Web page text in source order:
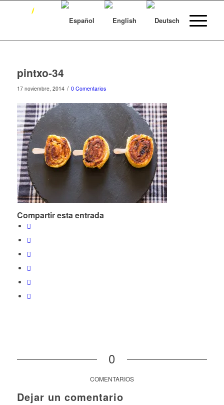
pintxo-34
17 noviembre, 2014 / 0 Comentarios
Compartir esta entrada
0
COMENTARIOS
Dejar un comentario